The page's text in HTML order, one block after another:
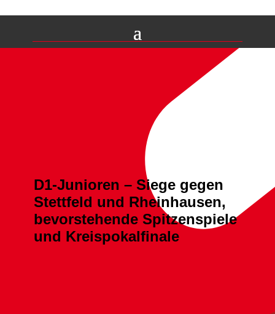
D1-Junioren – Siege gegen
Stettfeld und Rheinhausen,
bevorstehende Spitzenspiele
und Kreispokalfinale